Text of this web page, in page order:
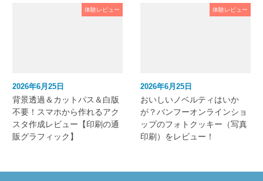
体験レビュー
2026年6月25日
背景透過＆カットパス＆白版
不要！スマホから作れるアク
スタ作成レビュー【印刷の通
販グラフィック】
体験レビュー
2026年6月25日
おいしいノベルティはいか
が？バンフーオンラインショ
ップのフォトクッキー（写真
印刷）をレビュー！